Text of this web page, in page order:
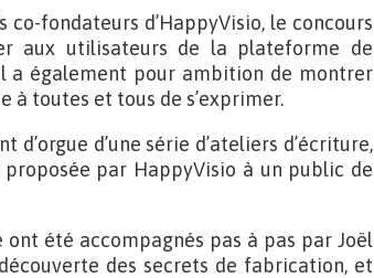
fondateurs d’HappyVisio, le concours
aux utilisateurs de la plateforme de
a également pour ambition de montrer
à toutes et tous de s’exprimer.
d’une série d’ateliers d’écriture,
par HappyVisio à un public de
été accompagnés pas à pas par Joël
des secrets de fabrication, et